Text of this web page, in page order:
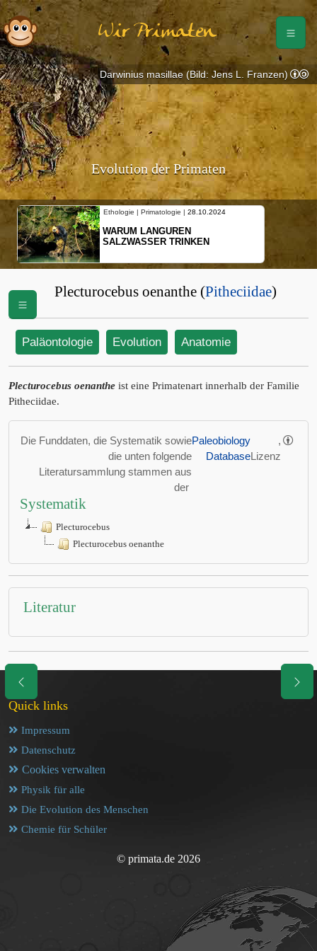
Wir Primaten
Evolution der Primaten
Ethologie | Primatologie | 28.10.2024
WARUM LANGUREN
SALZWASSER TRINKEN
Darwinius masillae (Bild: Jens L. Franzen)
Plecturocebus oenanthe (Pitheciidae)
Paläontologie Evolution Anatomie
Plecturocebus oenanthe ist eine Primatenart innerhalb der Familie
Pitheciidae.
Die Funddaten, die Systematik sowie
die unten folgende
Literatursammlung stammen aus
der
Paleobiology
Database
,
Lizenz
Systematik
Plecturocebus
Plecturocebus oenanthe
Literatur
Quick links
Impressum
Datenschutz
Cookies verwalten
Physik für alle
Die Evolution des Menschen
Chemie für Schüler
© primata.de 2026